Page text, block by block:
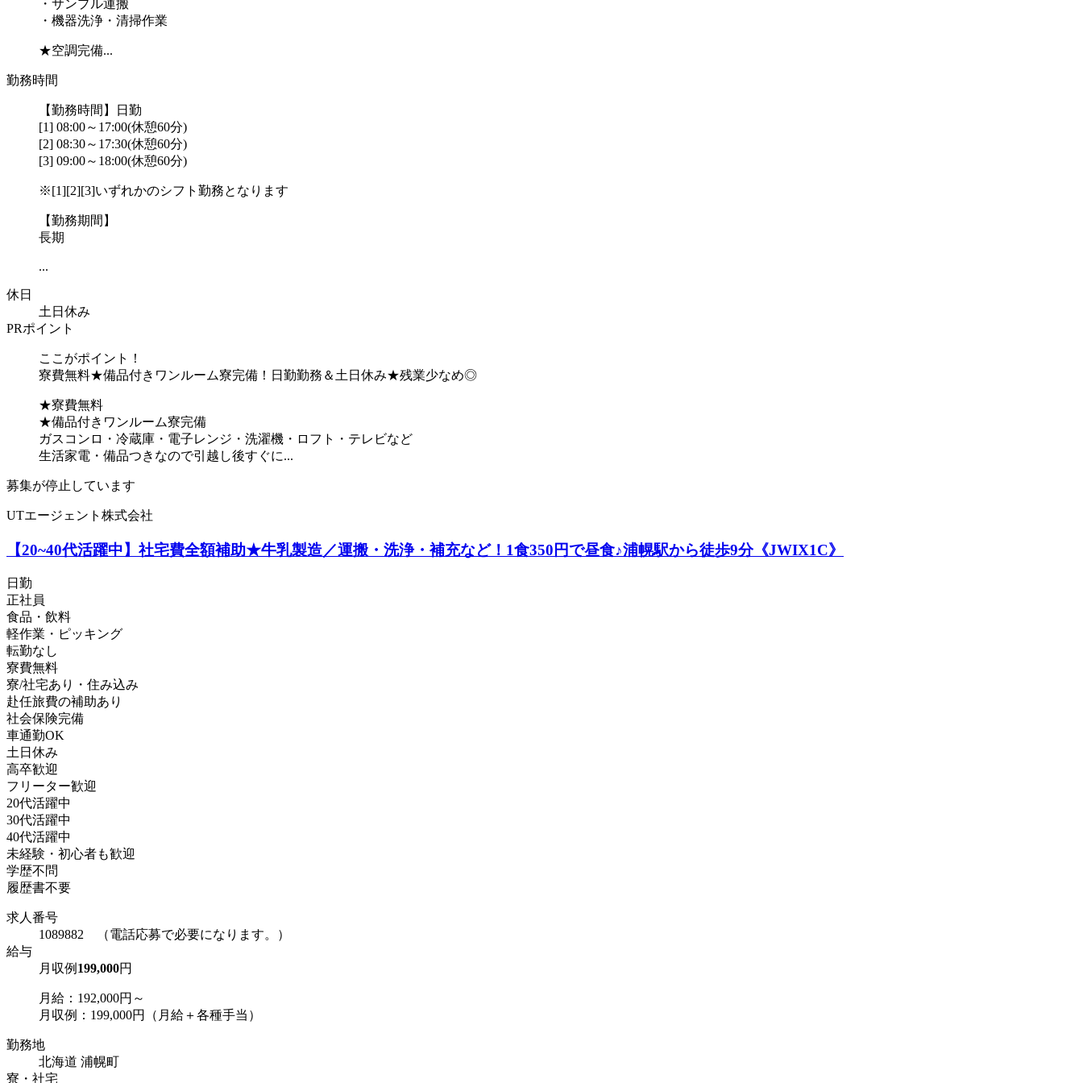
・サンプル運搬
・機器洗浄・清掃作業
★空調完備...
勤務時間
【勤務時間】日勤
[1] 08:00～17:00(休憩60分)
[2] 08:30～17:30(休憩60分)
[3] 09:00～18:00(休憩60分)
※[1][2][3]いずれかのシフト勤務となります
【勤務期間】
長期
...
休日
土日休み
PRポイント
ここがポイント！
寮費無料★備品付きワンルーム寮完備！日勤勤務＆土日休み★残業少なめ◎
★寮費無料
★備品付きワンルーム寮完備
ガスコンロ・冷蔵庫・電子レンジ・洗濯機・ロフト・テレビなど
生活家電・備品つきなので引越し後すぐに...
募集が停止しています
UTエージェント株式会社
【20~40代活躍中】社宅費全額補助★牛乳製造／運搬・洗浄・補充など！1食350円で昼食♪浦幌駅から徒歩9分《JWIX1C》
日勤
正社員
食品・飲料
軽作業・ピッキング
転勤なし
寮費無料
寮/社宅あり・住み込み
赴任旅費の補助あり
社会保険完備
車通勤OK
土日休み
高卒歓迎
フリーター歓迎
20代活躍中
30代活躍中
40代活躍中
未経験・初心者も歓迎
学歴不問
履歴書不要
求人番号
1089882 （電話応募で必要になります。）
給与
月収例 199,000円
月給：192,000円～
月収例：199,000円（月給＋各種手当）
勤務地
北海道 浦幌町
寮・社宅